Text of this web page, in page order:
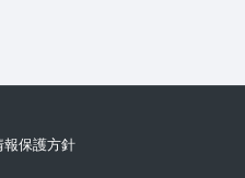
報保護方針